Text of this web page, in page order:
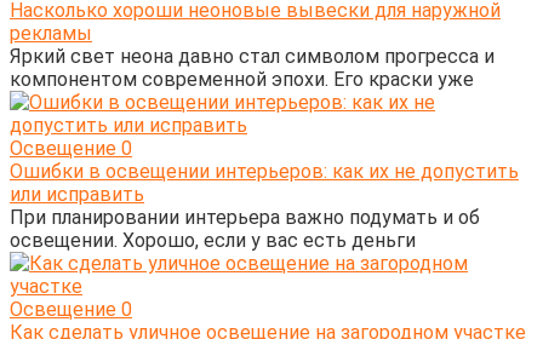
Насколько хороши неоновые вывески для наружной
рекламы
Яркий свет неона давно стал символом прогресса и
компонентом современной эпохи. Его краски уже
Освещение 0
Ошибки в освещении интерьеров: как их не допустить
или исправить
При планировании интерьера важно подумать и об
освещении. Хорошо, если у вас есть деньги
Освещение 0
Как сделать уличное освещение на загородном участке